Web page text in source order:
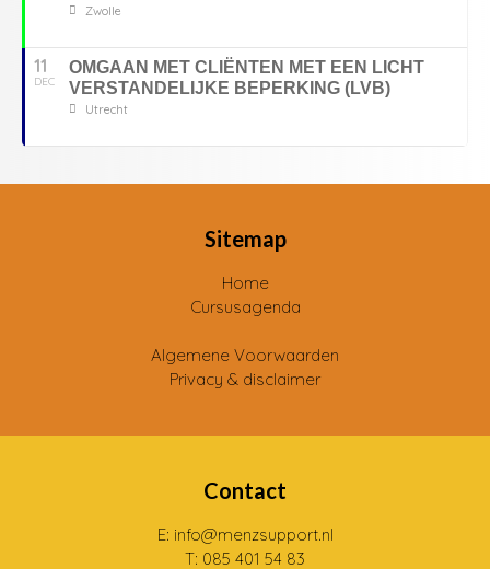
Zwolle
11
DEC
OMGAAN MET CLIËNTEN MET EEN LICHT
VERSTANDELIJKE BEPERKING (LVB)
Utrecht
Sitemap
Home
Cursusagenda
Algemene Voorwaarden
Privacy & disclaimer
Contact
E: info@menzsupport.nl
T: 085 401 54 83